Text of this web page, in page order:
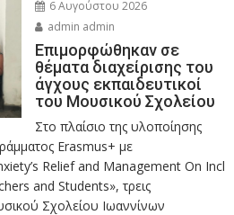
6 Αυγούστου 2026
admin admin
Eπιμορφώθηκαν σε
θέματα διαχείρισης του
άγχους εκπαιδευτικοί
του Μουσικού Σχολείου
Στο πλαίσιο της υλοποίησης
Erasmus+ με
Relief and Management On Incl
and Students», τρεις
Σχολείου Ιωαννίνων